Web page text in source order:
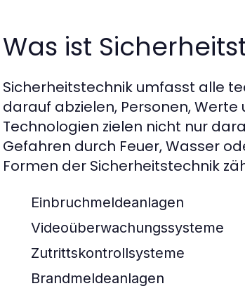
Was ist
Sicherheitstechnik umfasst alle
darauf abzielen, Personen, Werte
Technologien zielen nicht nur
Gefahren durch Feuer, Wasser
Formen der Sicherheitstechnik
Einbruchmeldeanlagen
Videoüberwachungssysteme
Zutrittskontrollsysteme
Brandmeldeanlagen